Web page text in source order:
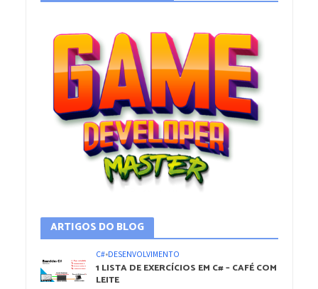
ARTIGOS DO BLOG
C#•DESENVOLVIMENTO
1 LISTA DE EXERCÍCIOS EM C# – CAFÉ COM
LEITE